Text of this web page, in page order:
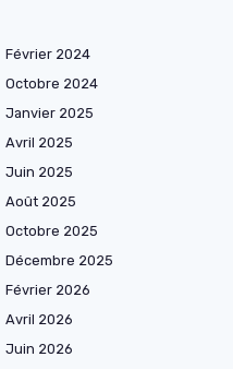
Février 2024
Octobre 2024
Janvier 2025
Avril 2025
Juin 2025
Août 2025
Octobre 2025
Décembre 2025
Février 2026
Avril 2026
Juin 2026